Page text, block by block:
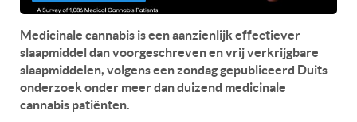
Medicinale cannabis is een aanzienlijk effectiever
slaapmiddel dan voorgeschreven en vrij verkrijgbare
slaapmiddelen, volgens een zondag gepubliceerd Duits
onderzoek onder meer dan duizend medicinale
cannabis patiënten.